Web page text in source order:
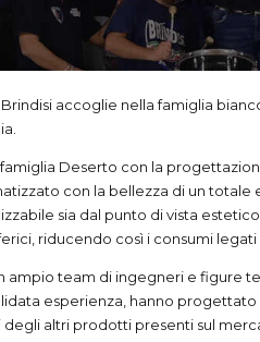
accoglie nella famiglia
famiglia Deserto con la
con la bellezza di un totale
sia dal punto di vista
riducendo così i consumi
ampio team di ingegneri e figure
esperienza, hanno
altri prodotti presenti sul